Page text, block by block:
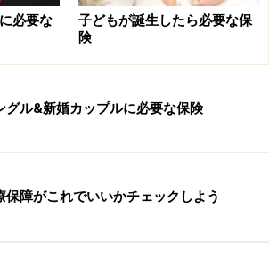
の職業で異なる。
したら必要となってくる保険につい
ものです。最新の内容をご確認くださ
必要な
子どもが誕生したら必要な保
険
グル&新婚カップルに必要な保険
保障がこれでいいかチェックしよう